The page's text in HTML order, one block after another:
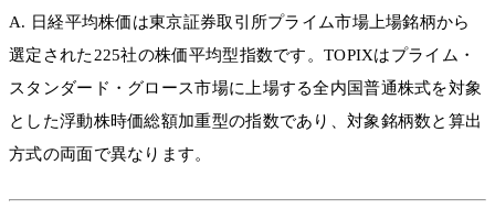
A. 日経平均株価は東京証券取引所プライム市場上場銘柄から
選定された225社の株価平均型指数です。TOPIXはプライム・
スタンダード・グロース市場に上場する全内国普通株式を対象
とした浮動株時価総額加重型の指数であり、対象銘柄数と算出
方式の両面で異なります。